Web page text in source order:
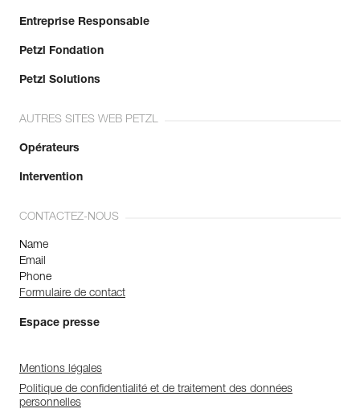
Entreprise Responsable
Petzl Fondation
Petzl Solutions
AUTRES SITES WEB PETZL
Opérateurs
Intervention
CONTACTEZ-NOUS
Name
Email
Phone
Formulaire de contact
Espace presse
Mentions légales
Politique de confidentialité et de traitement des données
personnelles